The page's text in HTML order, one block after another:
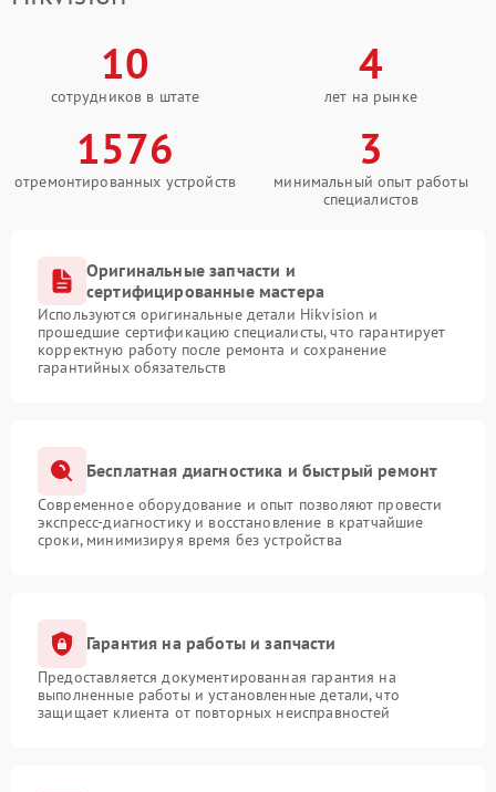
10
сотрудников в штате
4
лет на рынке
1576
отремонтированных устройств
3
минимальный опыт работы
специалистов
Оригинальные запчасти и
сертифицированные мастера
Используются оригинальные детали Hikvision и
прошедшие сертификацию специалисты, что гарантирует
корректную работу после ремонта и сохранение
гарантийных обязательств
Бесплатная диагностика и быстрый ремонт
Современное оборудование и опыт позволяют провести
экспресс-диагностику и восстановление в кратчайшие
сроки, минимизируя время без устройства
Гарантия на работы и запчасти
Предоставляется документированная гарантия на
выполненные работы и установленные детали, что
защищает клиента от повторных неисправностей